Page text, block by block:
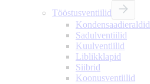
Tööstusventiilid
Kondensaadieraldid
Sadulventiilid
Kuulventiilid
Liblikklapid
Siibrid
Koonusventiilid